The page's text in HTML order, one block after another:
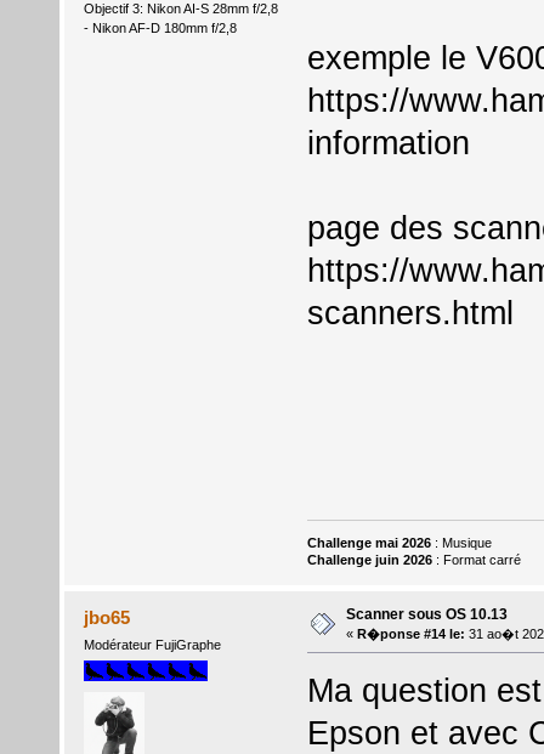
Objectif 3: Nikon AI-S 28mm f/2,8
- Nikon AF-D 180mm f/2,8
exemple le
https://
information
page des
https://
scanners.html
Challenge mai 2026: Musique
Challenge juin 2026: Format carré
jbo65
Modérateur FujiGraphe
Scanner sous OS 10.13
« R�ponse #14 le: 31 ao�t
Ma question
Epson et avec